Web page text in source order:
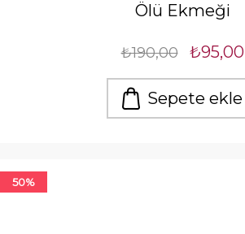
Ölü Ekmeği
₺190,00 ₺95,00
Sepete ekle
50%